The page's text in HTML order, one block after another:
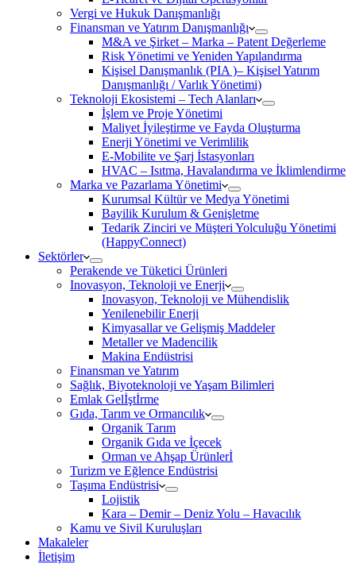
Vergi ve Hukuk Danışmanlığı
Finansman ve Yatırım Danışmanlığı
M&A ve Şirket – Marka – Patent Değerleme
Risk Yönetimi ve Yeniden Yapılandırma
Kişisel Danışmanlık (PIA )– Kişisel Yatırım
Danışmanlığı / Varlık Yönetimi)
Teknoloji Ekosistemi – Tech Alanları
İşlem ve Proje Yönetimi
Maliyet İyileştirme ve Fayda Oluşturma
Enerji Yönetimi ve Verimlilik
E-Mobilite ve Şarj İstasyonları
HVAC – Isıtma, Havalandırma ve İklimlendirme
Marka ve Pazarlama Yönetimi
Kurumsal Kültür ve Medya Yönetimi
Bayilik Kurulum & Genişletme
Tedarik Zinciri ve Müşteri Yolculuğu Yönetimi
(HappyConnect)
Sektörler
Perakende ve Tüketici Ürünleri
Inovasyon, Teknoloji ve Enerji
Inovasyon, Teknoloji ve Mühendislik
Yenilenebilir Enerji
Kimyasallar ve Gelişmiş Maddeler
Metaller ve Madencilik
Makina Endüstrisi
Finansman ve Yatırım
Sağlık, Biyoteknoloji ve Yaşam Bilimleri
Emlak Gelİştİrme
Gıda, Tarım ve Ormancılık
Organik Tarım
Organik Gıda ve İçecek
Orman ve Ahşap Ürünlerİ
Turizm ve Eğlence Endüstrisi
Taşıma Endüstrisi
Lojistik
Kara – Demir – Deniz Yolu – Havacılık
Kamu ve Sivil Kuruluşları
Makaleler
İletişim